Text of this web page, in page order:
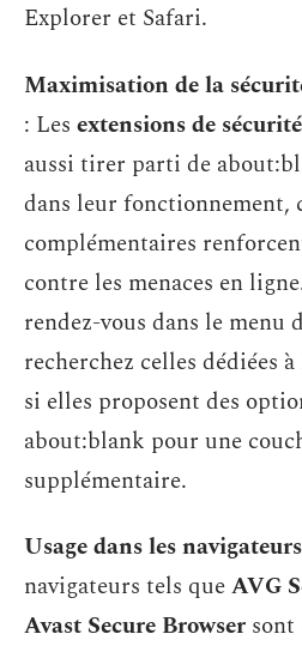
Explorer et Safari.
Maximisation de la
: Les extensions de
aussi tirer parti de
dans leur fonctionnement,
complémentaires
contre les menaces en
rendez-vous dans le menu
recherchez celles dédiées
si elles proposent des
about:blank pour une
supplémentaire.
Usage dans les
navigateurs tels queAVG
Avast Secure Browser